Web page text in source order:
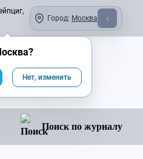
Город: Москва
Поиск по журналу
?
Нет, изменить